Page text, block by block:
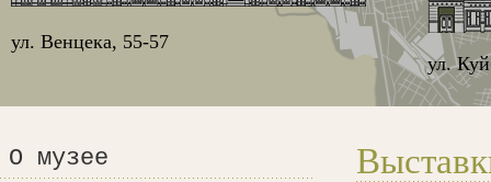
ул.
ул. Венцека, 55-57
О музее